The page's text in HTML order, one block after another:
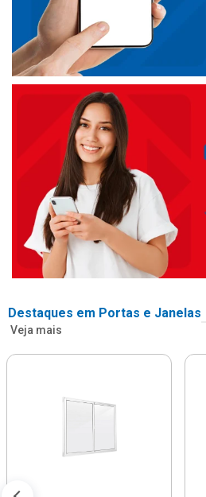
Destaques em Portas e Janelas
Veja mais